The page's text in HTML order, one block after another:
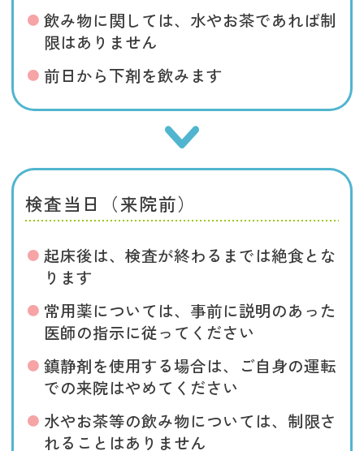
飲み物に関しては、水やお茶であれば制
限はありません
前日から下剤を飲みます
検査当日（来院前）
起床後は、検査が終わるまでは絶食とな
ります
常用薬については、事前に説明のあった
医師の指示に従ってください
鎮静剤を使用する場合は、ご自身の運転
での来院はやめてください
水やお茶等の飲み物については、制限さ
れることはありません